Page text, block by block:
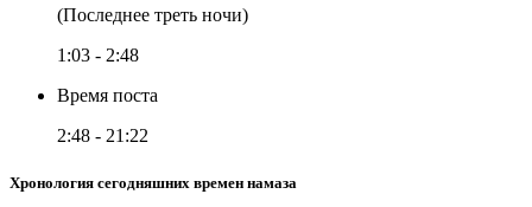
(Последнее треть ночи)
1:03 - 2:48
Время поста
2:48 - 21:22
Хронология сегодняшних времен намаза